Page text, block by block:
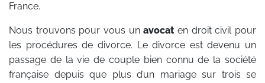
France.
Nous trouvons pour vous unavocaten droit civil pour
les procédures de divorce. Le divorce est devenu un
passage de la vie de couple bien connu de la société
française depuis que plus d’un mariage sur trois se